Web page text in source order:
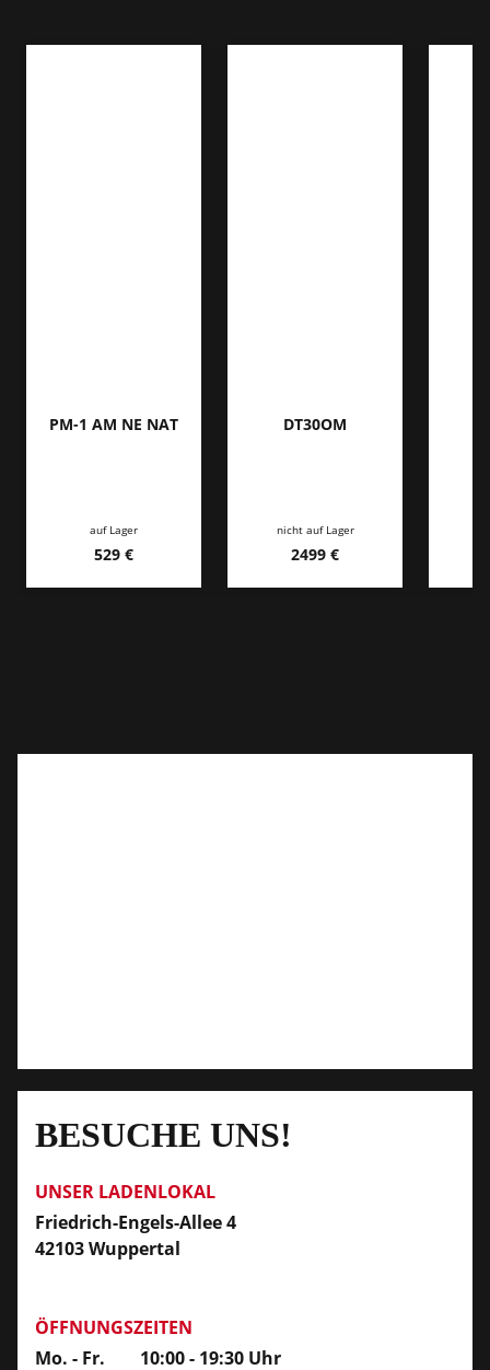
PM-1 AM NE NAT
auf Lager
529 €
DT30OM
nicht auf Lager
2499 €
BESUCHE UNS!
UNSER LADENLOKAL
Friedrich-Engels-Allee 4
42103 Wuppertal
ÖFFNUNGSZEITEN
Mo. - Fr.
10:00 - 19:30 Uhr